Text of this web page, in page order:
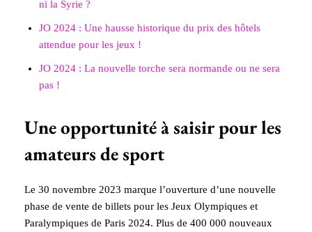
ni la Syrie ?
JO 2024 : Une hausse historique du prix des hôtels
attendue pour les jeux !
JO 2024 : La nouvelle torche sera normande ou ne sera
pas !
Une opportunité à saisir pour les
amateurs de sport
Le 30 novembre 2023 marque l’ouverture d’une nouvelle
phase de vente de billets pour les Jeux Olympiques et
Paralympiques de Paris 2024. Plus de 400 000 nouveaux